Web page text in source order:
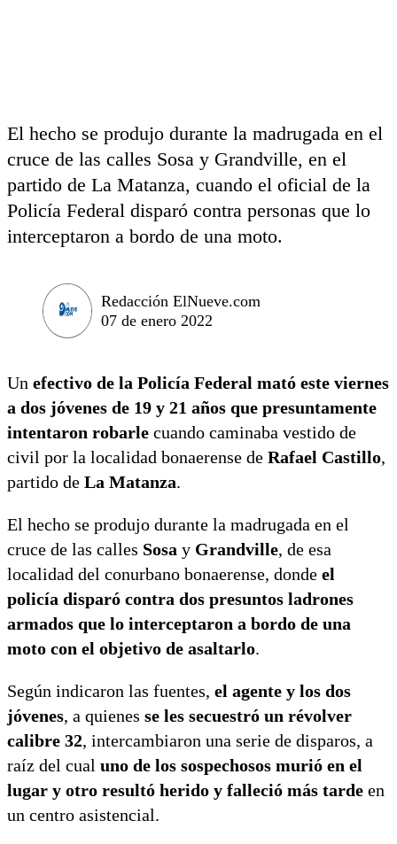
El hecho se produjo durante la madrugada en el
cruce de las calles Sosa y Grandville, en el
partido de La Matanza, cuando el oficial de la
Policía Federal disparó contra personas que lo
interceptaron a bordo de una moto.
Redacción ElNueve.com
07 de enero 2022
Un efectivo de la Policía Federal mató este viernes
a dos jóvenes de 19 y 21 años que presuntamente
intentaron robarle cuando caminaba vestido de
civil por la localidad bonaerense de Rafael Castillo,
partido de La Matanza.
El hecho se produjo durante la madrugada en el
cruce de las calles Sosa y Grandville, de esa
localidad del conurbano bonaerense, donde el
policía disparó contra dos presuntos ladrones
armados que lo interceptaron a bordo de una
moto con el objetivo de asaltarlo.
Según indicaron las fuentes, el agente y los dos
jóvenes, a quienes se les secuestró un révolver
calibre 32, intercambiaron una serie de disparos, a
raíz del cual uno de los sospechosos murió en el
lugar y otro resultó herido y falleció más tarde en
un centro asistencial.